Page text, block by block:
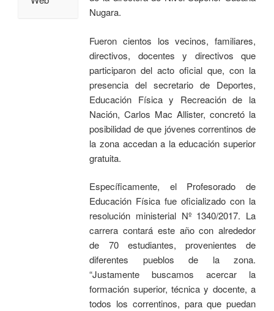
Nugara.
Fueron cientos los vecinos, familiares,
directivos, docentes y directivos que
participaron del acto oficial que, con la
presencia del secretario de Deportes,
Educación Física y Recreación de la
Nación, Carlos Mac Allister, concretó la
posibilidad de que jóvenes correntinos de
la zona accedan a la educación superior
gratuita.
Específicamente, el Profesorado de
Educación Física fue oficializado con la
resolución ministerial Nº 1340/2017. La
carrera contará este año con alrededor
de 70 estudiantes, provenientes de
diferentes pueblos de la zona.
“Justamente buscamos acercar la
formación superior, técnica y docente, a
todos los correntinos, para que puedan